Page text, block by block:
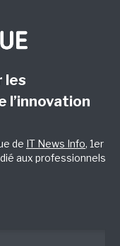
les
l’innovation
de IT News Info, 1er
aux professionnels